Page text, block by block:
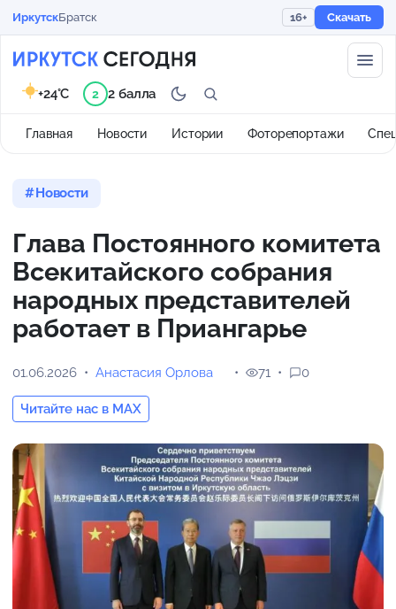
ИркутскБратск 16+ Скачать
Главная Новости Истории Фоторепортажи
+24°C 2 2 балла
Новости
Глава Постоянного комитета
Всекитайского собрания
народных представителей
работает в Приангарье
01.06.2026 Анастасия Орлова
Читайте нас в MAX
71 0